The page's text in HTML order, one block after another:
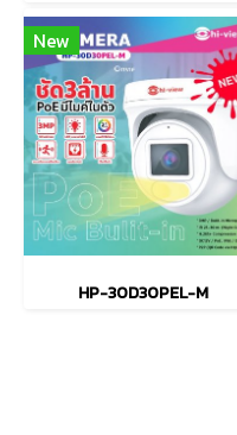
New
HP-30D30PEL-M